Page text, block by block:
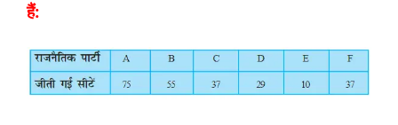
हैं: